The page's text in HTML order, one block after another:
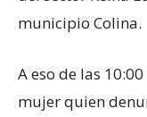
municipio Colina.
A eso de las
mujer quien